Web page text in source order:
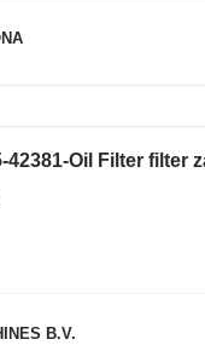
42381-Oil Filter filter
B.V.